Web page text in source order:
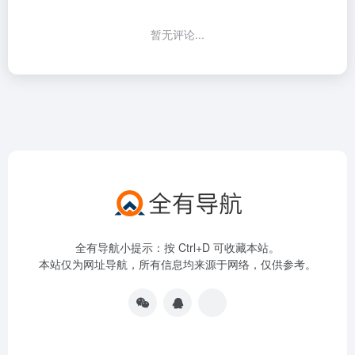
暂无评论...
全有导航小提示：按 Ctrl+D 可收藏本站。
本站仅为网址导航，所有信息均来源于网络，仅供参考。